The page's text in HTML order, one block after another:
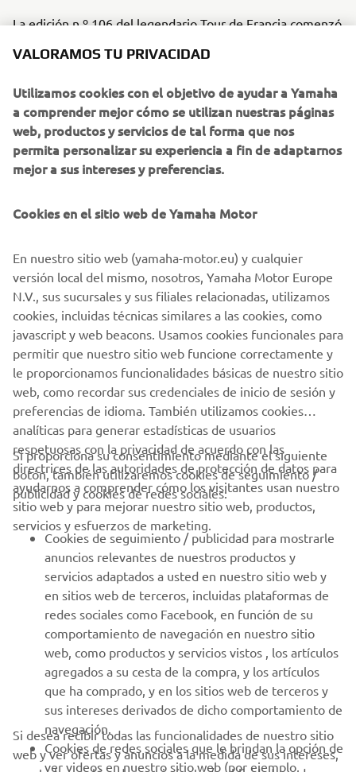
La edición n.º 106 del legendario Tour de Francia comenzó
Los aficionados a esta competición encontrarán
de Yamaha.
La colaboración de Yamaha con ASO y RCS cubre todos los
eventos de esta Gran Vuelta durante los tres años
siguientes. Además, la NIKEN también servirá de apoyo en
septiembre, así como en muchos otros eventos de
Etapas del Tour de Francia 2019:https://www.letour.fr/es/
#NIKEN
#Yamaha
#TourdeFrance
#NIKENTourdeFrance
CORPORATIVO
PROFESIONALES
MÁS YAMAHA
AYUDA
BOLETÍN DE NOTICIAS
Sé el primero en enterarte de las últimas ofertas, eventos
especiales, novedades
VALORAMOS TU PRIVACIDAD
Utilizamos cookies con el objetivo de ayudar a Yamaha
a comprender mejor cómo se utilizan nuestras páginas
web, productos y servicios de tal forma que nos
permita personalizar su experiencia a fin de adaptarnos
mejor a sus intereses y preferencias.
Cookies en el sitio web de Yamaha Motor
En nuestro sitio web (yamaha-motor.eu) y cualquier
versión local del mismo, nosotros, Yamaha Motor Europe
N.V., sus sucursales y sus filiales relacionadas, utilizamos
cookies, incluidas técnicas similares a las cookies, como
javascript y web beacons. Usamos cookies funcionales para
permitir que nuestro sitio web funcione correctamente y
le proporcionamos funcionalidades básicas de nuestro sitio
web, como recordar sus credenciales de inicio de sesión y
preferencias de idioma. También utilizamos cookies
analíticas para generar estadísticas de usuarios
respetuosas con la privacidad de acuerdo con las
directrices de las autoridades de protección de datos para
ayudarnos a comprender cómo los visitantes usan nuestro
sitio web y para mejorar nuestro sitio web, productos,
servicios y esfuerzos de marketing.
Si proporciona su consentimiento mediante el siguiente
botón, también utilizaremos cookies de seguimiento /
publicidad y cookies de redes sociales:
Cookies de seguimiento / publicidad para mostrarle
anuncios relevantes de nuestros productos y
servicios adaptados a usted en nuestro sitio web y
en sitios web de terceros, incluidas plataformas de
redes sociales como Facebook, en función de su
comportamiento de navegación en nuestro sitio
web, como productos y servicios vistos , los artículos
agregados a su cesta de la compra, y los artículos
que ha comprado, y en los sitios web de terceros y
sus intereses derivados de dicho comportamiento de
navegación.
Cookies de redes sociales que le brindan la opción de
ver videos en nuestro sitio web (por ejemplo,
Si desea recibir todas las funcionalidades de nuestro sitio
web y ver ofertas y anuncios a la medida de sus intereses,